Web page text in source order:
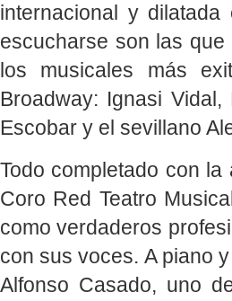
internacional y
escucharse son las
los musicales más
Broadway: Ignasi
Escobar y el sevillano
Todo completado con
Coro Red Teatro
como verdaderos
con sus voces. A piano
Alfonso Casado, uno